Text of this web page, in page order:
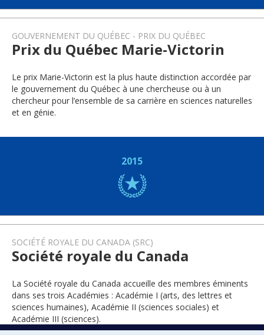
GOUVERNEMENT DU QUÉBEC PRIX DU QUÉBEC
Prix du Québec Marie-Victorin
Le prix Marie-Victorin est la plus haute distinction accordée par
le gouvernement du Québec à une chercheuse ou à un
chercheur pour l’ensemble de sa carrière en sciences naturelles
et en génie.
2015
SOCIÉTÉ ROYALE DU CANADA (SRC)
Société royale du Canada
La Société royale du Canada accueille des membres éminents
dans ses trois Académies : Académie I (arts, des lettres et
sciences humaines), Académie II (sciences sociales) et
Académie III (sciences).